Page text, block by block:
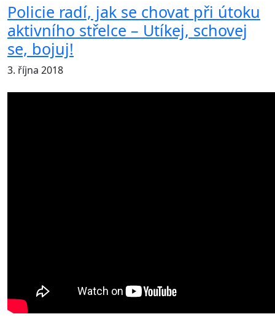
Policie radí, jak se chovat při útoku
aktivního střelce – Utíkej, schovej
se, bojuj!
3. října 2018